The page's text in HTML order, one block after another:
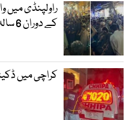
راولپنڈی میں
کے دوران 6 سالہ بچی پراسرار طور پر لاپتا
کراچی میں